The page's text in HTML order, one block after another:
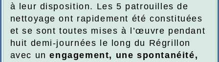
à leur disposition. Les 5 patrouilles de
nettoyage ont rapidement été constituées
et se sont toutes mises à l’œuvre pendant
huit demi-journées le long du Régrillon
avec unengagement, une spontanéité,